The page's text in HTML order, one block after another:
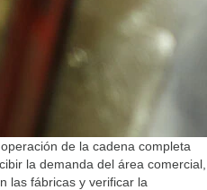
de la cadena completa
la demanda del área comercial,
las fábricas y verificar la